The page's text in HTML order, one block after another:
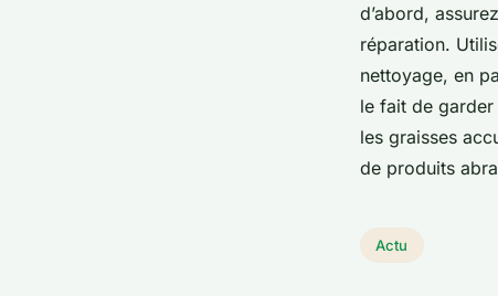
d’abord,
réparation.
nettoyage, en
le fait de
les graisses
de produits
Actu